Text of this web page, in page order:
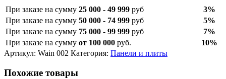
При заказе на сумму 25 000 - 49 999 руб
3%
При заказе на сумму 50 000 - 74 999 руб
5%
При заказе на сумму 75 000 - 99 999 руб
7%
При заказе на сумму от 100 000 руб.
10%
Артикул: Wain 002 Категория: Панели и плиты
Похожие товары